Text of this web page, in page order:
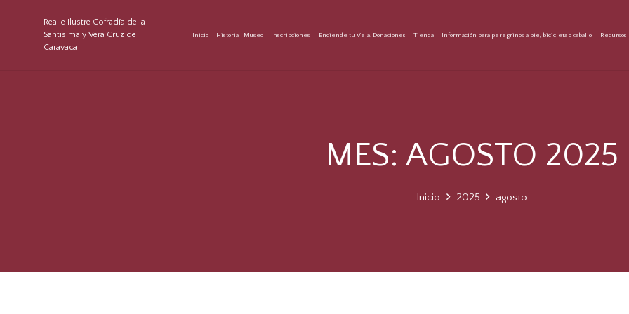
Real e Ilustre Cofradía de la
Santísima y Vera Cruz de
Caravaca
Inicio Historia Museo Inscripciones Enciende tu Vela. Donaciones Tienda Información para peregrinos a pie, bicicleta o caballo Recursos
MES: AGOSTO 2025
Inicio 2025 agosto